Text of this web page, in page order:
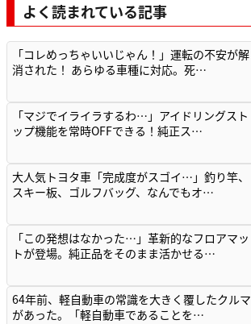
よく読まれている記事
「コレめっちゃいいじゃん！」運転の不安が解
消された！ あらゆる車種に対応。死…
「マジでイライラするわ…」アイドリングスト
ップ機能を常時OFFできる！純正ス…
大人気トヨタ車「完成度がスゴイ…」釣り竿、
スキー板、ゴルフバッグ、なんでもオ…
「この発想はなかった…」革新的なフロアマッ
トが登場。純正品をそのまま活かせる…
64年前、軽自動車の常識を大きく覆したクルマ
があった。「軽自動車であることを…